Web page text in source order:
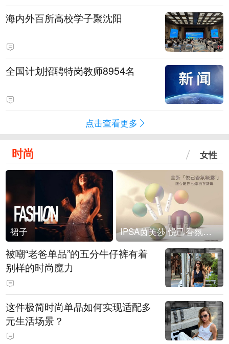
海内外百所高校学子聚沈阳
全国计划招聘特岗教师8954名
点击查看更多
时尚 女性
裙子 IPSA茵芙莎 悦己香氛凝露上市
被嘲“老爸单品”的五分牛仔裤有着
别样的时尚魔力
这件极简时尚单品如何实现适配多
元生活场景？